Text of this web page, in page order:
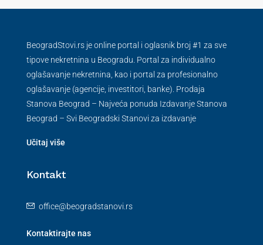
BeogradStovi.rs je online portal i oglasnik broj #1 za sve
tipove nekretnina u Beogradu. Portal za individualno
oglašavanje nekretnina, kao i portal za profesionalno
oglašavanje (agencije, investitori, banke). Prodaja
Stanova Beograd – Najveća ponuda Izdavanje Stanova
Beograd – Svi Beogradski Stanovi za izdavanje
Učitaj više
Kontakt
office@beogradstanovi.rs
Kontaktirajte nas